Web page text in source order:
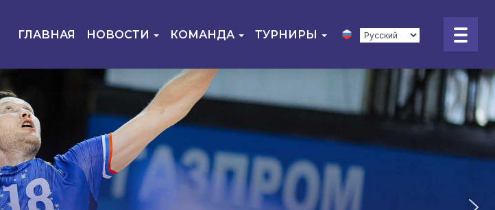
ГЛАВНАЯ НОВОСТИ КОМАНДА ТУРНИРЫ